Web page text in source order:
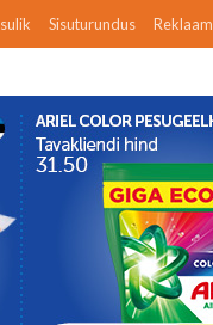
Sisuturundus Reklaam